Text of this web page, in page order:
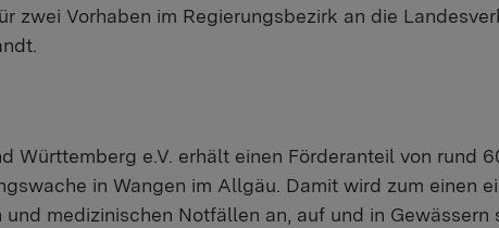
zwei Vorhaben im Regierungsbezirk an die
Württemberg e.V. erhält einen Förderanteil von rund
in Wangen im Allgäu. Damit wird zum einen
medizinischen Notfällen an, auf und in Gewässern